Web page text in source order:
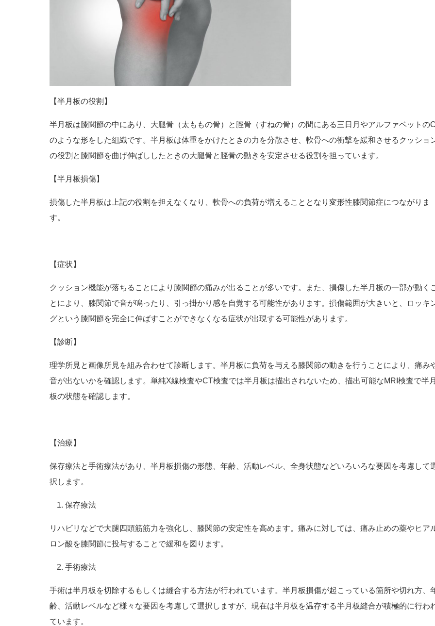
【半月板の役割】
半月板は膝関節の中にあり、大腿骨（太ももの骨）と脛骨（すねの骨）の間にある三日月やアルファベットのC
のような形をした組織です。半月板は体重をかけたときの力を分散させ、軟骨への衝撃を緩和させるクッショ
の役割と膝関節を曲げ伸ばししたときの大腿骨と脛骨の動きを安定させる役割を担っています。
【半月板損傷】
損傷した半月板は上記の役割を担えなくなり、軟骨への負荷が増えることとなり変形性膝関節症につながりま
す。
【症状】
クッション機能が落ちることにより膝関節の痛みが出ることが多いです。また、損傷した半月板の一部が動く
とにより、膝関節で音が鳴ったり、引っ掛かり感を自覚する可能性があります。損傷範囲が大きいと、ロッキ
グという膝関節を完全に伸ばすことができなくなる症状が出現する可能性があります。
【診断】
理学所見と画像所見を組み合わせて診断します。半月板に負荷を与える膝関節の動きを行うことにより、痛み
音が出ないかを確認します。単純X線検査やCT検査では半月板は描出されないため、描出可能なMRI検査で半月
板の状態を確認します。
【治療】
保存療法と手術療法があり、半月板損傷の形態、年齢、活動レベル、全身状態などいろいろな要因を考慮して
択します。
保存療法
リハビリなどで大腿四頭筋筋力を強化し、膝関節の安定性を高めます。痛みに対しては、痛み止めの薬やヒア
ロン酸を膝関節に投与することで緩和を図ります。
手術療法
手術は半月板を切除するもしくは縫合する方法が行われています。半月板損傷が起こっている箇所や切れ方、
齢、活動レベルなど様々な要因を考慮して選択しますが、現在は半月板を温存する半月板縫合が積極的に行わ
ています。